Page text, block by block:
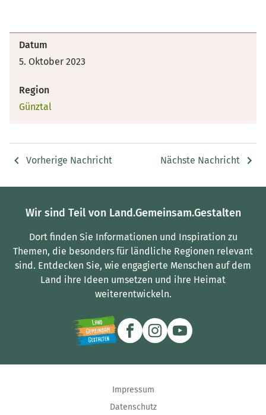
Datum
5. Oktober 2023
Region
Günztal
Vorherige Nachricht Nächste Nachricht
Wir sind Teil von Land.Gemeinsam.Gestalten
Dort finden Sie Informationen und Inspiration zu
Themen, die besonders für ländliche Regionen relevant
sind. Entdecken Sie, wie engagierte Menschen auf dem
Land ihre Ideen umsetzen und ihre Heimat
weiterentwickeln.
Impressum
Datenschutz